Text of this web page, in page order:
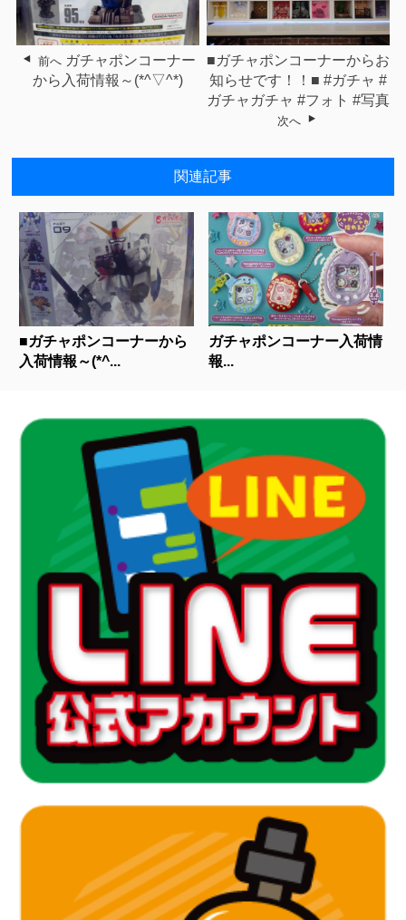
前へ ガチャポンコーナー
から入荷情報～(*^▽^*)
■ガチャポンコーナーからお
知らせです！！■ #ガチャ #
ガチャガチャ #フォト #写真
次へ
関連記事
■ガチャポンコーナーから
入荷情報～(*^...
ガチャポンコーナー入荷情
報...